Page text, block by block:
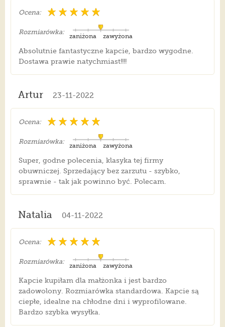
Ocena:
Rozmiarówka:
zawyżona
zaniżona
Absolutnie fantastyczne kapcie, bardzo wygodne.
Dostawa prawie natychmiast!!!!
Artur 23-11-2022
Ocena:
Rozmiarówka:
zawyżona
zaniżona
Super, godne polecenia, klasyka tej firmy
obuwniczej. Sprzedający bez zarzutu - szybko,
sprawnie - tak jak powinno być. Polecam.
Natalia 04-11-2022
Ocena:
Rozmiarówka:
zawyżona
zaniżona
Kapcie kupiłam dla małżonka i jest bardzo
zadowolony. Rozmiarówka standardowa. Kapcie są
ciepłe, idealne na chłodne dni i wyprofilowane.
Bardzo szybka wysyłka.